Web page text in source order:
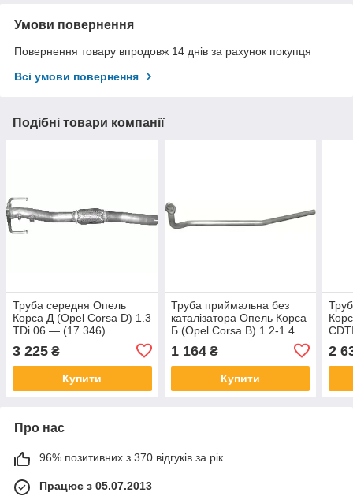
Умови повернення
Повернення товару впродовж 14 днів за рахунок покупця
Всі умови повернення
Подібні товари компанії
Труба середня Опель
Корса Д (Opel Corsa D) 1.3
TDi 06 — (17.346)
3 225 ₴
Купити
Труба приймальна без
каталізатора Опель Корса
Б (Opel Corsa B) 1.2-1.4
93-00 (17.396) Polmostrow
1 164₴
Купити
2
Про нас
96% позитивних з 370 відгуків за рік
Працює з 05.07.2013